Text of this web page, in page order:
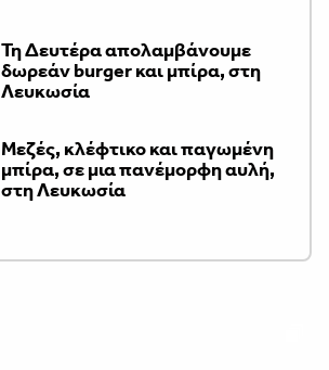
Τη Δευτέρα απολαμβάνουμε
δωρεάν burger και μπίρα, στη
Λευκωσία
Μεζές, κλέφτικο και παγωμένη
μπίρα, σε μια πανέμορφη αυλή,
στη Λευκωσία